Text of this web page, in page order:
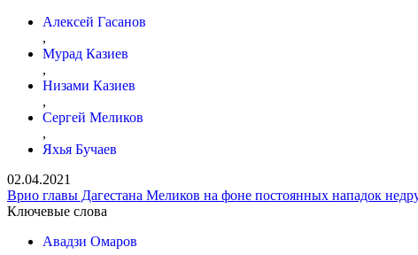
Алексей Гасанов
,
Мурад Казиев
,
Низами Казиев
,
Сергей Меликов
,
Яхья Бучаев
02.04.2021
Врио главы Дагестана Меликов на фоне постоянных нападок
Ключевые слова
Авадзи Омаров